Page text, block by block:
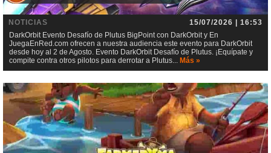
NOTICIAS
15/07/2026 | 16:53
DarkOrbit Evento Desafío de Plutus BigPoint con DarkOrbit y En
JuegaEnRed.com ofrecen a nuestra audiencia este evento para DarkOrbit
desde hoy al 2 de Agosto. Evento DarkOrbit Desafío de Plutus. ¡Equípate y
compite contra otros pilotos para derrotar a Plutus... Más »